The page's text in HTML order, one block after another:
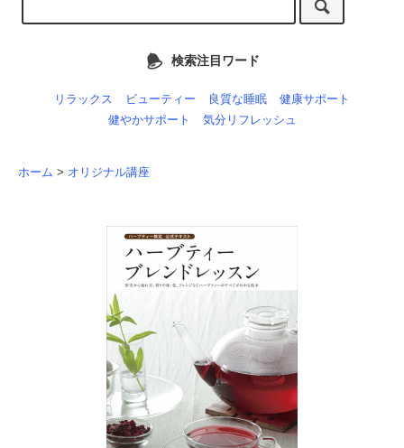
検索注目ワード
リラックス ビューティー 良質な睡眠
健康サポート
健やかサポート
気分リフレッシュ
ホーム > オリジナル講座